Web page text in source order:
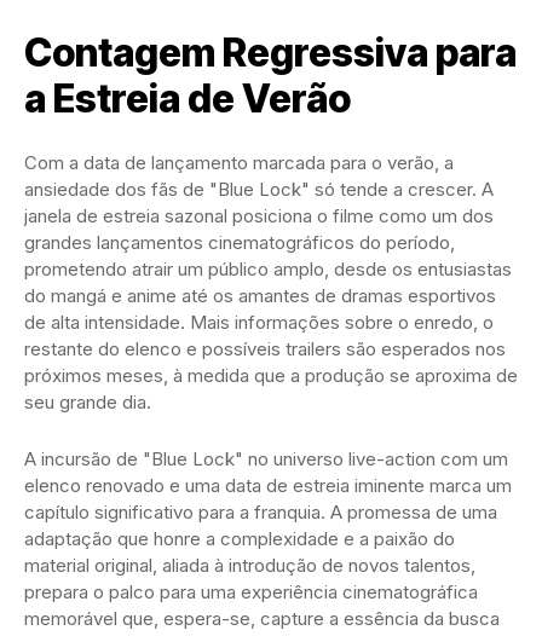
Contagem Regressiva para
a Estreia de Verão
Com a data de lançamento marcada para o verão, a
ansiedade dos fãs de "Blue Lock" só tende a crescer. A
janela de estreia sazonal posiciona o filme como um dos
grandes lançamentos cinematográficos do período,
prometendo atrair um público amplo, desde os entusiastas
do mangá e anime até os amantes de dramas esportivos
de alta intensidade. Mais informações sobre o enredo, o
restante do elenco e possíveis trailers são esperados nos
próximos meses, à medida que a produção se aproxima de
seu grande dia.
A incursão de "Blue Lock" no universo live-action com um
elenco renovado e uma data de estreia iminente marca um
capítulo significativo para a franquia. A promessa de uma
adaptação que honre a complexidade e a paixão do
material original, aliada à introdução de novos talentos,
prepara o palco para uma experiência cinematográfica
memorável que, espera-se, capture a essência da busca